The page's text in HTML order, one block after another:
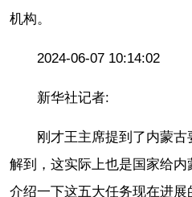
机构。
2024-06-07 10:14:02
新华社记者:
刚才王主席提到了内蒙
解到，这实际上也是国家给
介绍一下这五大任务现在进展